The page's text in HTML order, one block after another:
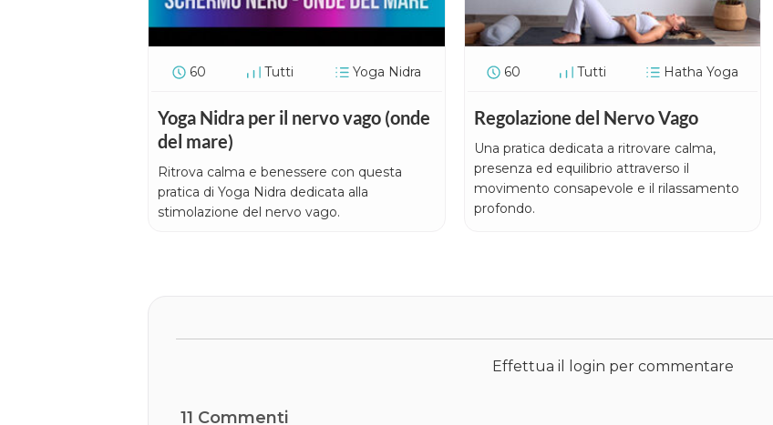
60 Tutti Yoga Nidra
Yoga Nidra per il nervo vago (onde
del mare)
Ritrova calma e benessere con questa
pratica di Yoga Nidra dedicata alla
stimolazione del nervo vago.
60 Tutti Hatha Yoga
Regolazione del Nervo Vago
Una pratica dedicata a ritrovare calma,
presenza ed equilibrio attraverso il
movimento consapevole e il rilassamento
profondo.
Effettua il login per commentare
11 Commenti